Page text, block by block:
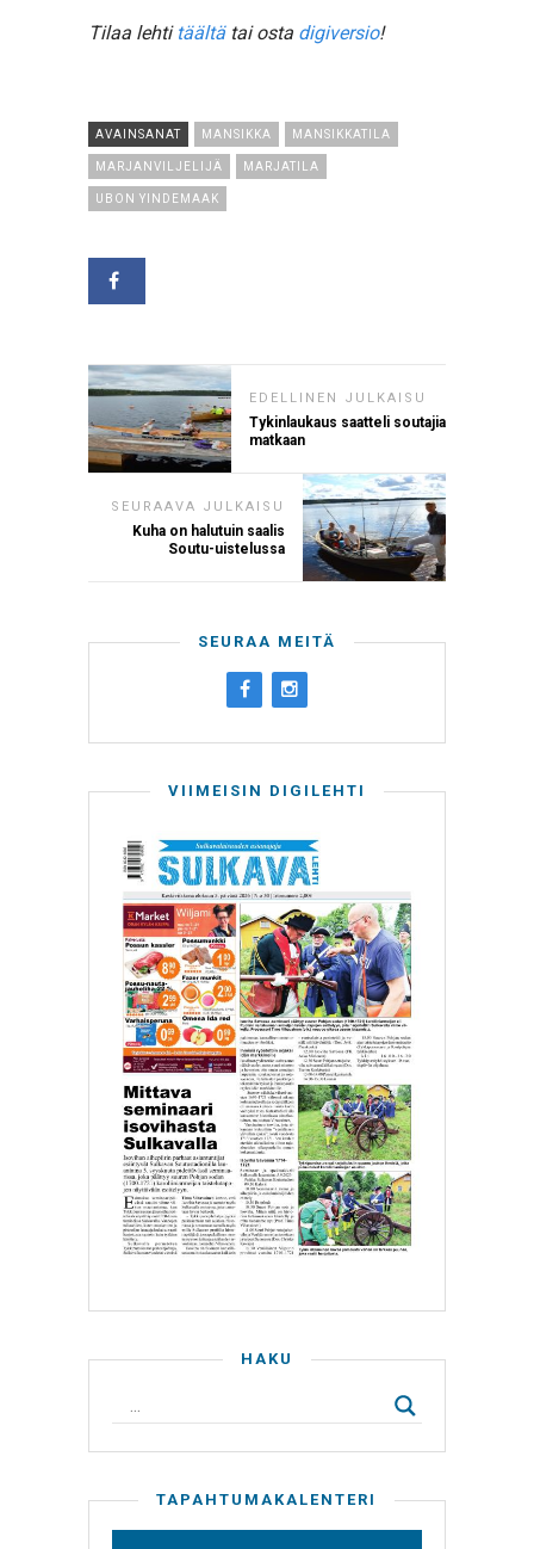
Tilaa lehti täältätai osta digiversio!
AVAINSANAT MANSIKKA MANSIKKATILA
MARJANVILJELIJÄ MARJATILA
UBON YINDEMAAK
EDELLINEN JULKAISU
Tykinlaukaus saatteli soutajia
matkaan
SEURAAVA JULKAISU
Kuha on halutuin saalis
Soutu-uistelussa
SEURAA MEITÄ
VIIMEISIN DIGILEHTI
HAKU
TAPAHTUMAKALENTERI